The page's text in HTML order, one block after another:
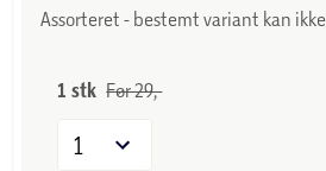
Assorteret - bestemt variant kan
1 stk Før 29,-
1